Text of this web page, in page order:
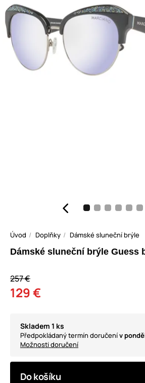
Úvod Doplňky Dámské sluneční brýle
Dámské sluneční brýle Guess
257 €
129 €
Skladem 1 ks
Předpokládaný termín doručenív
Možnosti doručení
Do košíku